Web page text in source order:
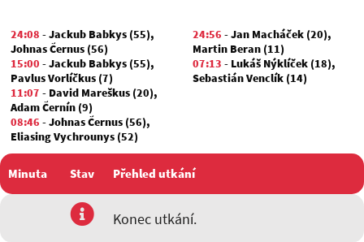
24:08 -Jackub Babkys (55),
Johnas Černus (56)
15:00 -Jackub Babkys (55),
Pavlus Vorlíčkus (7)
11:07 - David Mareškus (20),
Adam Černín (9)
08:46 -Johnas Černus (56),
Eliasing Vychrounys (52)
05:32-Stehphen Hermanos
(17)
Patrcikus Pacalajkinen
(49)
02:29-David Mareškus (20),
Patrcikus Pacalajkinen (49)
24:56 -Jan Macháček (20),
Martin Beran (11)
07:13 - Lukáš Nýklíček (18),
Sebastián Venclík (14)
Minuta Stav Přehled utkání
Konec utkání.